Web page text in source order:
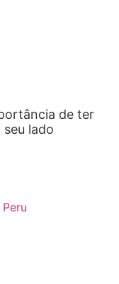
de ter
seu lado